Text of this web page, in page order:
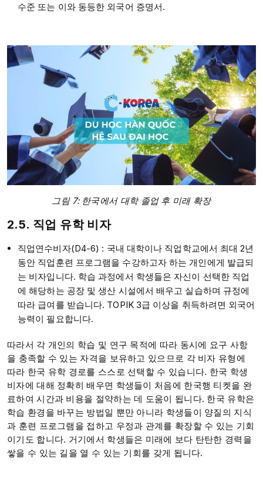
수준 또는 이와 동등한 외국어 증명서.
그림 7: 한국에서 대학 졸업 후 미래 확장
2.5. 직업 유학 비자
직업연수비자(D4-6) : 국내 대학이나 직업학교에서 최대 2년
동안 직업훈련 프로그램을 수강하고자 하는 개인에게 발급되
는 비자입니다. 학습 과정에서 학생들은 자신이 선택한 직업
에 해당하는 공장 및 생산 시설에서 배우고 실습하며 규정에
따라 급여를 받습니다. TOPIK 3급 이상을 취득하려면 외국어
능력이 필요합니다.
따라서 각 개인의 학습 및 연구 목적에 따라 동시에 요구 사항
을 충족할 수 있는 자격을 보유하고 있으므로 각 비자 유형에
따라 한국 유학 경로를 스스로 선택할 수 있습니다. 한국 학생
비자에 대해 정확히 배우면 학생들이 처음에 한국행 티켓을 완
료하여 시간과 비용을 절약하는 데 도움이 됩니다. 한국 유학은
학습 환경을 바꾸는 방법일 뿐만 아니라 학생들이 양질의 지식
과 훈련 프로그램을 접하고 우정과 관계를 확장할 수 있는 기회
이기도 합니다. 거기에서 학생들은 미래에 보다 탄탄한 경력을
쌓을 수 있는 길을 열 수 있는 기회를 갖게 됩니다.